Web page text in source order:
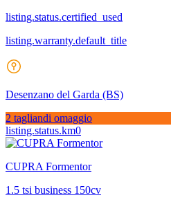
listing.status.certified_used
listing.warranty.default_title
Desenzano del Garda (BS)
2 tagliandi omaggio
listing.status.km0
CUPRA Formentor
1.5 tsi business 150cv